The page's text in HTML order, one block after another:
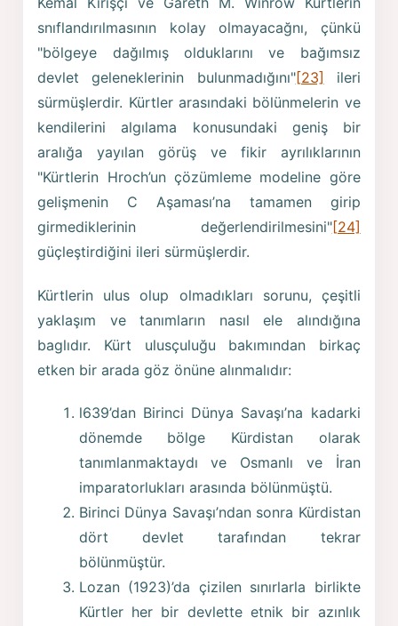
snıflandırılmasının kolay olmayacağnı, çünkü
"bölgeye dağılmış olduklarını ve bağımsız
devlet geleneklerinin bulunmadığını"[23] ileri
sürmüşlerdir. Kürtler arasındaki bölünmelerin ve
kendilerini algılama konusundaki geniş bir
aralığa yayılan görüş ve fikir ayrılıklarının
"Kürtlerin Hroch’un çözümleme modeline göre
gelişmenin C Aşaması’na tamamen girip
girmediklerinin değerlendirilmesini"[24]
güçleştirdiğini ileri sürmüşlerdir.
Kürtlerin ulus olup olmadıkları sorunu, çeşitli
yaklaşım ve tanımların nasıl ele alındığına
baglıdır. Kürt ulusçuluğu bakımından birkaç
etken bir arada göz önüne alınmalıdır:
l639’dan Birinci Dünya Savaşı’na kadarki
dönemde bölge Kürdistan olarak
tanımlanmaktaydı ve Osmanlı ve İran
imparatorlukları arasında bölünmüştü.
Birinci Dünya Savaşı’ndan sonra Kürdistan
dört devlet tarafından tekrar
bölünmüştür.
Lozan (1923)’da çizilen sınırlarla birlikte
Kürtler her bir devlette etnik bir azınlık